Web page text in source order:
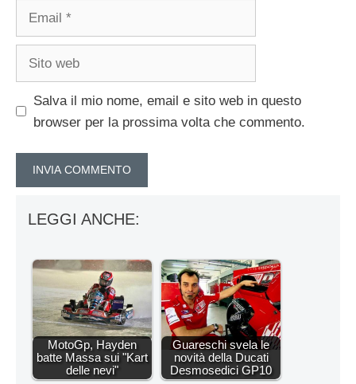
Email
Sito
Salva il mio nome, email e sito web in questo
browser per la prossima volta che commento.
LEGGI ANCHE:
MotoGp, Hayden
batte Massa sui "Kart
delle nevi"
Guareschi svela le
novità della Ducati
Desmosedici GP10